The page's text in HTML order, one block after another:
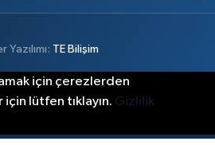
Yazılımı: TE Bilişim
için çerezlerden
lütfen tıklayın. Gizlilik